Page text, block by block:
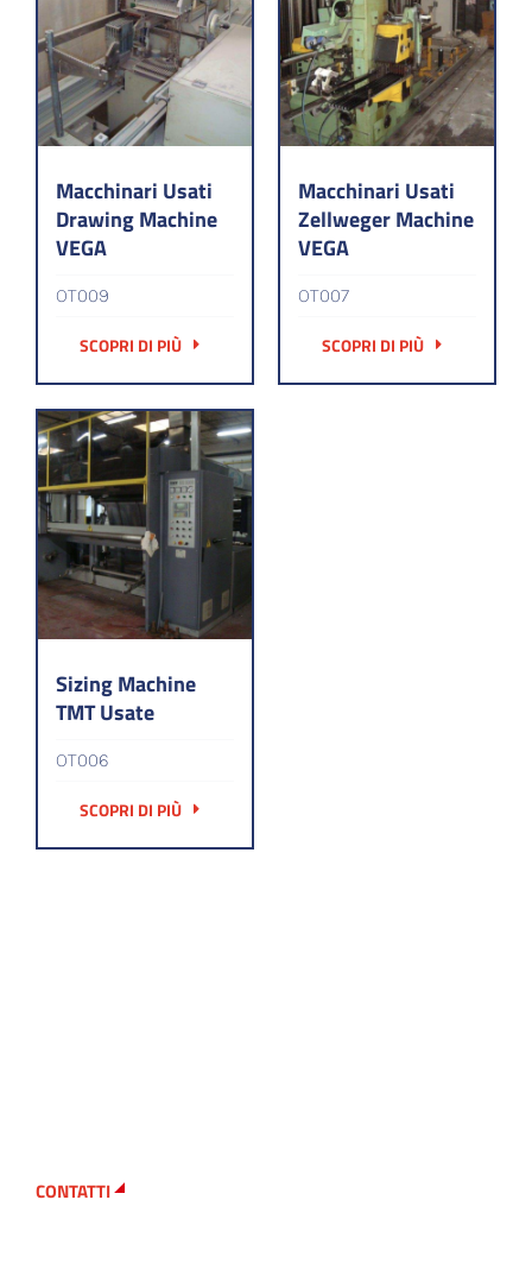
Macchinari Usati
Drawing Machine
VEGA
OT009
SCOPRI DI PIÙ
Macchinari Usati
Zellweger Machine
VEGA
OT007
SCOPRI DI PIÙ
Sizing Machine
TMT Usate
OT006
SCOPRI DI PIÙ
CONTATTI